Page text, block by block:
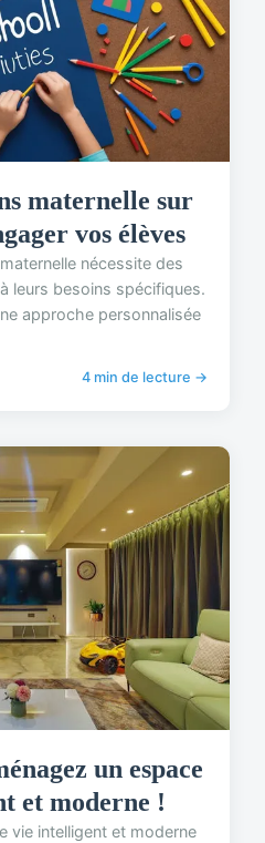
maternelle sur
vos élèves
nécessite des
leurs besoins spécifiques.
approche personnalisée
4 min de lecture →
un espace
et moderne !
vie intelligent et moderne